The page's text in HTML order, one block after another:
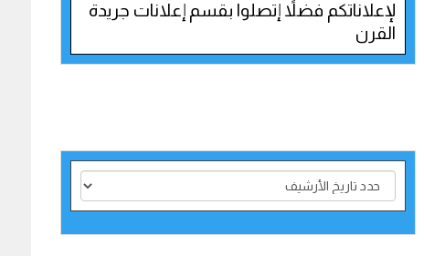
لإعلاناتكم فضلاً إتصلوا بقسم إعلانات جريدة
القرن